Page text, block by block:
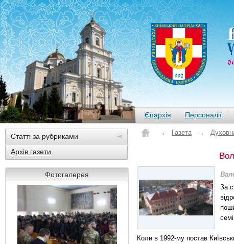
Єпархія Персоналії
Статті за рубриками
Архів газети
Фотогалерея
→ Газета →
За
Коли в 1992-му постав